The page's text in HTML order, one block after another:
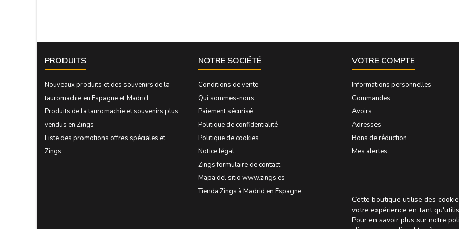
PRODUITS
Nouveaux produits et des souvenirs de la
tauromachie en Espagne et Madrid
Produits de la tauromachie et souvenirs plus
vendus en Zings
Liste des promotions offres spéciales et
Zings
NOTRE SOCIÉTÉ
Conditions de vente
Qui sommes-nous
Paiement sécurisé
Politique de confidentialité
Politique de cookies
Notice légal
Zings formulaire de contact
Mapa del sitio www.zings.es
Tienda Zings à Madrid en Espagne
VOTRE COMPTE
Informations personnelles
Commandes
Avoirs
Adresses
Bons de réduction
Mes alertes
Cette boutique utilise des
votre expérience en tant
Pour en savoir plus sur notre